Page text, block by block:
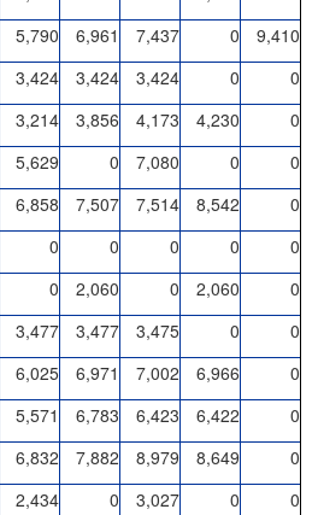
5,790 6,961 7,437 0 9,410
3,424 3,424 3,424 0 0
3,214 3,856 4,173 4,230 0
5,629 0 7,080 0 0
6,858 7,507 7,514 8,542 0
0 0 0 0 0
0 2,060 0 2,060 0
3,477 3,477 3,475 0 0
6,025 6,971 7,002 6,966 0
5,571 6,783 6,423 6,422 0
6,832 7,882 8,979 8,649 0
2,434 0 3,027 0 0